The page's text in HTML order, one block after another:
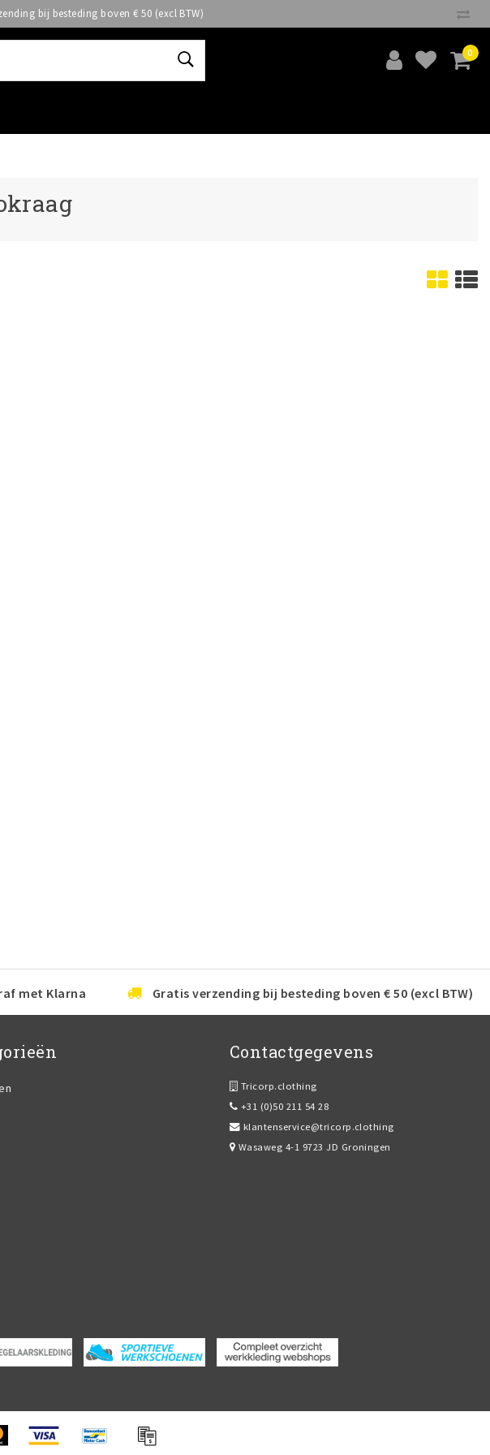
bij besteding boven € 50 (excl BTW)
0
met Klarna Gratis verzending bij besteding boven € 50 (excl BTW)
Contactgegevens
Tricorp.clothing
+31 (0)50 211 54 28
klantenservice@tricorp.clothing
Wasaweg 4-1 9723 JD Groningen